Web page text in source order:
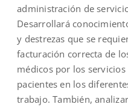
administración de
Desarrollará
y destrezas que se
facturación correcta de
médicos por los
pacientes en los
trabajo. También,